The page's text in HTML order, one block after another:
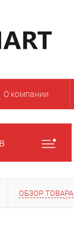
О компании
ОБЗОР ТОВАРА